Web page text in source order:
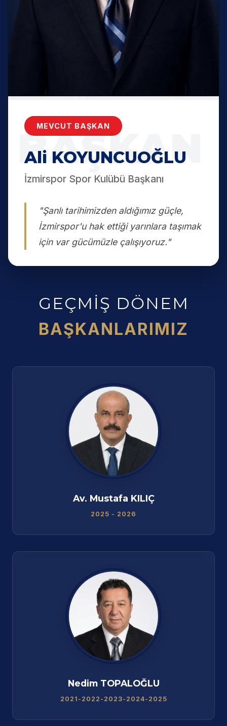
MEVCUT BAŞKAN
Ali KOYUNCUOĞLU
İzmirspor Spor Kulübü Başkanı
"Şanlı tarihimizden aldığımız güçle,
İzmirspor'u hak ettiği yarınlara taşımak
için var gücümüzle çalışıyoruz."
GEÇMİŞ DÖNEM
BAŞKANLARIMIZ
Av. Mustafa KILIÇ
2025 - 2026
Nedim TOPALOĞLU
2021-2022-2023-2024-2025